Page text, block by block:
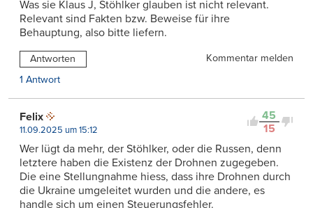
Was sie Klaus J, Stöhlker glauben ist nicht relevant.
Relevant sind Fakten bzw. Beweise für ihre
Behauptung, also bitte liefern.
Antworten
Kommentar melden
1 Antwort
45
15
Felix
11.09.2025 um 15:12
Wer lügt da mehr, der Stöhlker, oder die Russen, denn
letztere haben die Existenz der Drohnen zugegeben.
Die eine Stellungnahme hiess, dass ihre Drohnen durch
die Ukraine umgeleitet wurden und die andere, es
handle sich um einen Steuerungsfehler.